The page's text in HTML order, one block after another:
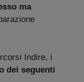
ma
Indire, i
dei seguenti